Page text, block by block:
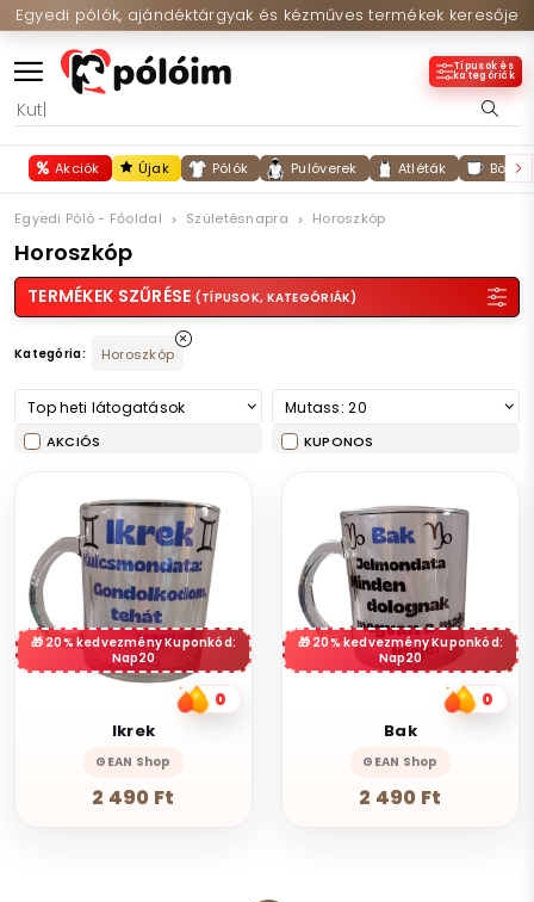
Egyedi pólók, ajándéktárgyak és kézműves termékek keresője
Típusok és
kategóriák
Akciók Újak Pólók Pulóverek Atléták
Egyedi Póló - Főoldal Születésnapra Horoszkóp
Horoszkóp
TERMÉKEK SZŰRÉSE (TÍPUSOK, KATEGÓRIÁK)
Kategória: Horoszkóp
Top heti látogatások Mutass: 20
AKCIÓS KUPONOS
20% kedvezmény Kuponkód:
Nap20
0
Ikrek
GEAN Shop
2 490 Ft
20% kedvezmény Kuponkód:
Nap20
0
Bak
GEAN Shop
2 490 Ft